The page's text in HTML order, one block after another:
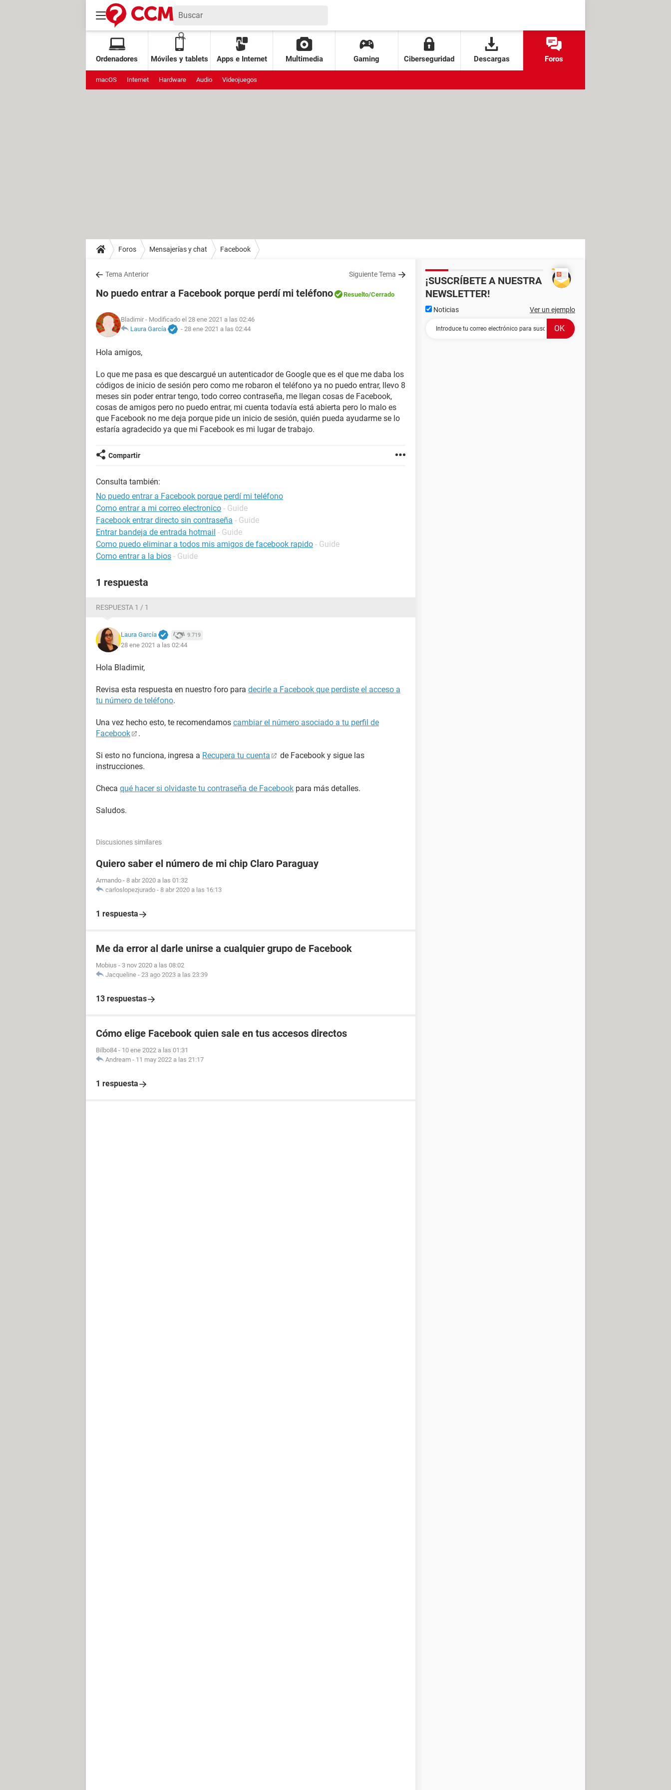
Ordenadores Móviles y tablets Apps e Internet Multimedia Gaming Ciberseguridad Descargas Foros
macOS Internet Hardware Audio Videojuegos
Foros Mensajerías y chat Facebook
Tema Anterior Siguiente Tema
No puedo entrar a Facebook porque perdí mi teléfono Resuelto/Cerrado
Bladimir - Modificado el 28 ene 2021 a las 02:46
Laura García
- 28 ene 2021 a las 02:44
Hola amigos,
Lo que me pasa es que descargué un autenticador de Google que es el que me daba los
códigos de inicio de sesión pero como me robaron el teléfono ya no puedo entrar, llevo 8
meses sin poder entrar tengo, todo correo contraseña, me llegan cosas de Facebook,
cosas de amigos pero no puedo entrar, mi cuenta todavía está abierta pero lo malo es
que Facebook no me deja porque pide un inicio de sesión, quién pueda ayudarme se lo
estaría agradecido ya que mi Facebook es mi lugar de trabajo.
Compartir
Consulta también:
No puedo entrar a Facebook porque perdí mi teléfono
Como entrar a mi correo electronico - Guide
Facebook entrar directo sin contraseña - Guide
Entrar bandeja de entrada hotmail - Guide
Como puedo eliminar a todos mis amigos de facebook rapido - Guide
Como entrar a la bios - Guide
1 respuesta
RESPUESTA 1 / 1
Laura García 9.719
28 ene 2021 a las 02:44
Hola Bladimir,
Revisa esta respuesta en nuestro foro para decirle a Facebook que perdiste el acceso a
tu número de teléfono.
Una vez hecho esto, te recomendamos cambiar el número asociado a tu perfil de
Facebook
.
Si esto no funciona, ingresa a Recupera tu cuenta
de Facebook y sigue las
instrucciones.
Checa qué hacer si olvidaste tu contraseña de Facebook para más detalles.
Saludos.
Discusiones similares
Quiero saber el número de mi chip Claro Paraguay
Armando - 8 abr 2020 a las 01:32
carloslopezjurado - 8 abr 2020 a las 16:13
1 respuesta
Me da error al darle unirse a cualquier grupo de Facebook
Mobius - 3 nov 2020 a las 08:02
Jacqueline - 23 ago 2023 a las 23:39
13 respuestas
Cómo elige Facebook quien sale en tus accesos directos
Bilbo84 - 10 ene 2022 a las 01:31
Andream - 11 may 2022 a las 21:17
1 respuesta
¡SUSCRÍBETE A NUESTRA
NEWSLETTER!
Noticias Ver un ejemplo